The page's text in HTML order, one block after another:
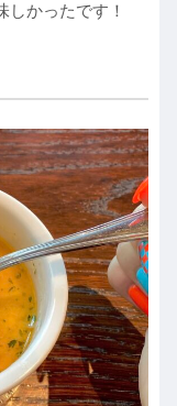
しかったです！